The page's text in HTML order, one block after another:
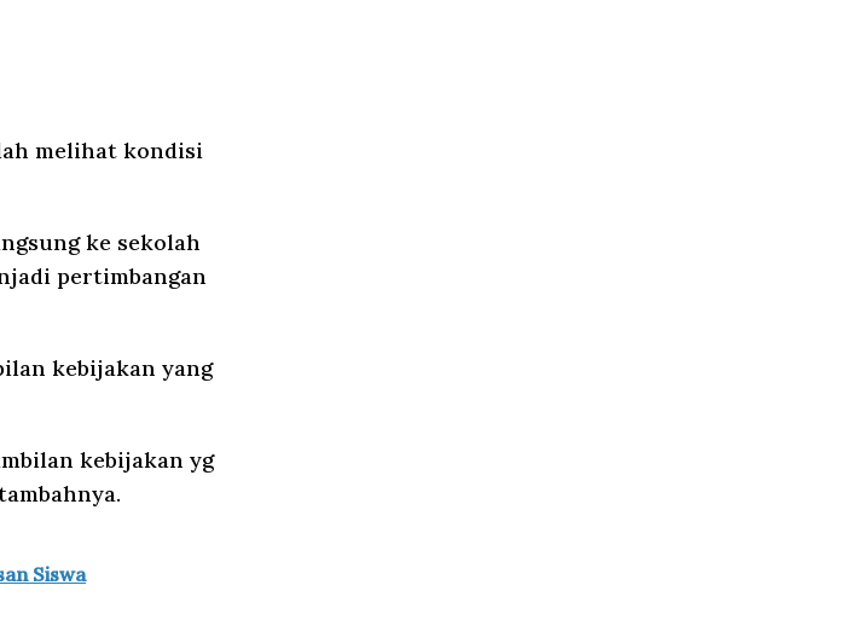
melihat kondisi
ke sekolah
pertimbangan
kebijakan yang
kebijakan yg
Siswa